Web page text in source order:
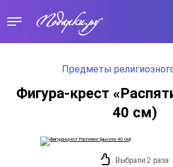
Предметы
Фигура-крест
40 см)
Выбрали 2 раза